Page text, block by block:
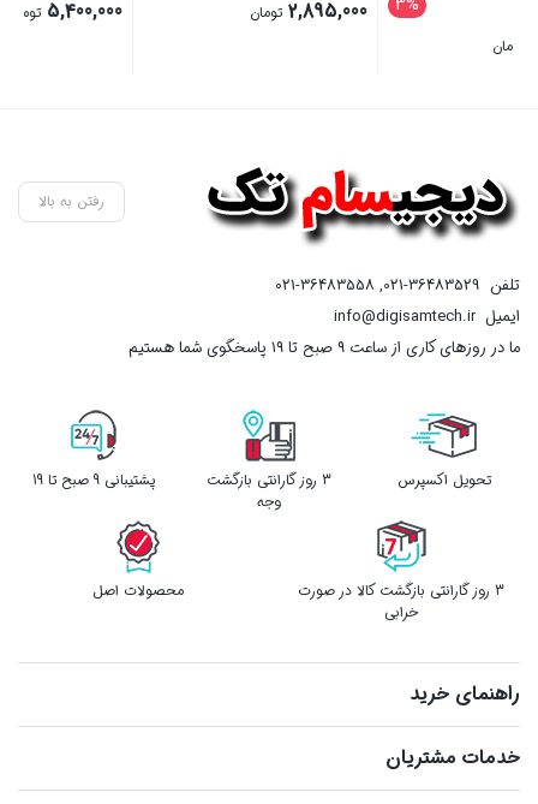
5,400,000 تومان 17,250,000قیمت
رفتن به بالا
تلفن 021-36483529
,
021-36483558
ایمیلinfo@digisamtech.ir
ما در روزهای کاری از ساعت ۹ صبح تا ۱۹ پاسخگوی شما هستیم
تحویل اکسپرس
3 روز گارانتی بازگشت
وجه
پشتیبانی 9 صبح تا 19
3 روز گارانتی بازگشت کالا در صورت
خرابی
محصولات اصل
راهنمای خرید
خدمات مشتریان